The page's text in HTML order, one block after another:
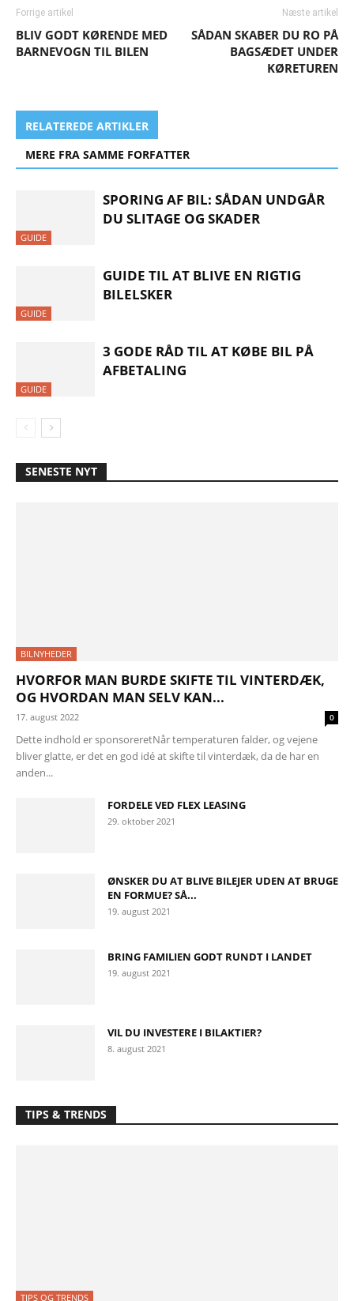
Forrige artikel
BLIV GODT KØRENDE MED
BARNEVOGN TIL BILEN
Næste artikel
SÅDAN SKABER DU RO PÅ
BAGSÆDET UNDER
KØRETUREN
RELATEREDE ARTIKLER
MERE FRA SAMME FORFATTER
GUIDE
SPORING AF BIL: SÅDAN UNDGÅR
DU SLITAGE OG SKADER
GUIDE
GUIDE TIL AT BLIVE EN RIGTIG
BILELSKER
GUIDE
3 GODE RÅD TIL AT KØBE BIL PÅ
AFBETALING
SENESTE NYT
BILNYHEDER
HVORFOR MAN BURDE SKIFTE TIL VINTERDÆK,
OG HVORDAN MAN SELV KAN...
17. august 2022 0
Dette indhold er sponsoreretNår temperaturen falder, og vejene
bliver glatte, er det en god idé at skifte til vinterdæk, da de har en
anden...
FORDELE VED FLEX LEASING
29. oktober 2021
ØNSKER DU AT BLIVE BILEJER UDEN AT BRUGE
EN FORMUE? SÅ...
19. august 2021
BRING FAMILIEN GODT RUNDT I LANDET
19. august 2021
VIL DU INVESTERE I BILAKTIER?
8. august 2021
TIPS & TRENDS
TIPS OG TRENDS